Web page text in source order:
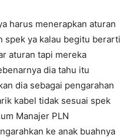
harus menerapkan aturan
spek ya kalau begitu berarti
aturan tapi mereka
dia tahu itu
dia sebagai pengarahan
kabel tidak sesuai spek
Manajer PLN
ke anak buahnya